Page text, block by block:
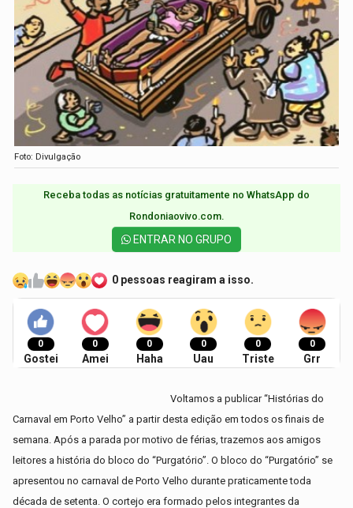
Foto: Divulgação
Receba todas as notícias gratuitamente no WhatsApp do
Rondoniaovivo.com.​
ENTRAR NO GRUPO
0 pessoas reagiram a isso.
0
Gostei
0
Amei
0
Haha
0
Uau
0
Triste
0
Grr
Voltamos a publicar “Histórias do
Carnaval em Porto Velho” a partir desta edição em todos os finais de
semana. Após a parada por motivo de férias, trazemos aos amigos
leitores a história do bloco do “Purgatório”. O bloco do “Purgatório” se
apresentou no carnaval de Porto Velho durante praticamente toda
década de setenta. O cortejo era formado pelos integrantes da